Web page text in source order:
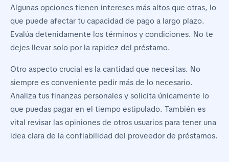
Algunas opciones tienen intereses más altos que otras, lo
que puede afectar tu capacidad de pago a largo plazo.
Evalúa detenidamente los términos y condiciones. No te
dejes llevar solo por la rapidez del préstamo.
Otro aspecto crucial es la cantidad que necesitas. No
siempre es conveniente pedir más de lo necesario.
Analiza tus finanzas personales y solicita únicamente lo
que puedas pagar en el tiempo estipulado. También es
vital revisar las opiniones de otros usuarios para tener una
idea clara de la confiabilidad del proveedor de préstamos.